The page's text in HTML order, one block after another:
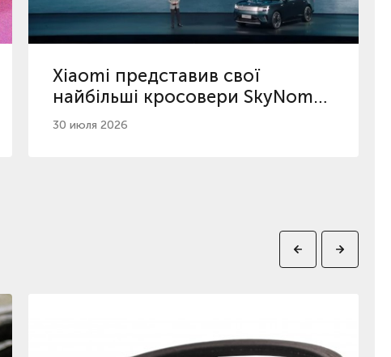
Xiaomi представив свої
найбільші кросовери SkyNomad
з максимальним пробігом
30 июля 2026